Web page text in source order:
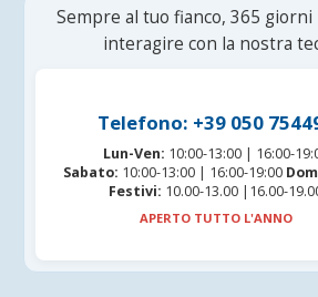
Sempre al tuo fianco, 365
interagire con la nostra
Telefono: +39 050
Lun-Ven: 10:00-13:00 | 16:00-
Sabato: 10:00-13:00 | 16:00-19:00
Festivi: 10.00-13.00 |16.00-
APERTO TUTTO L'ANNO